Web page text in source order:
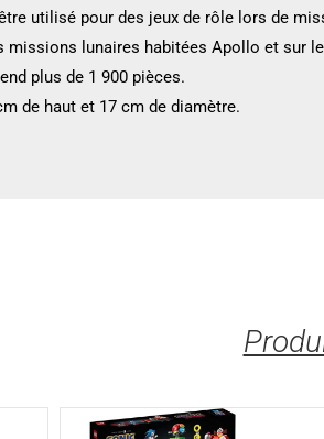
utilisé pour des jeux de rôle lors de
missions lunaires habitées Apollo et sur
plus de 1 900 pièces.
de haut et 17 cm de diamètre.